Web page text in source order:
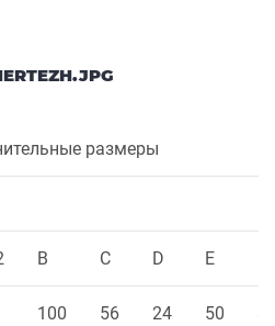
размеры
B C D E
100 56 24 50